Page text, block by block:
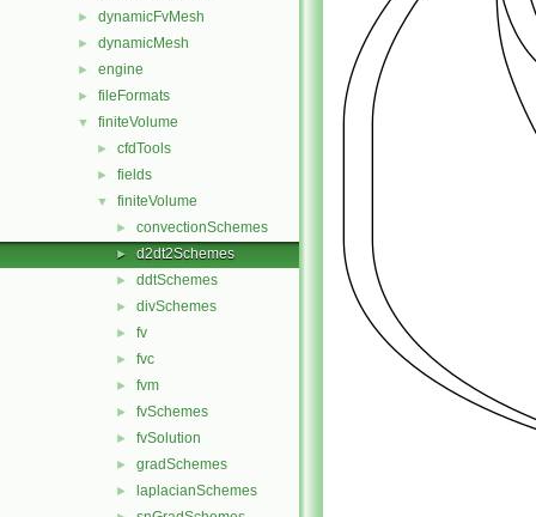
► dynamicFvMesh
► dynamicMesh
► engine
► fileFormats
▼ finiteVolume
► cfdTools
► fields
▼ finiteVolume
► convectionSchemes
► d2dt2Schemes
► ddtSchemes
► divSchemes
► fv
► fvc
► fvm
► fvSchemes
► fvSolution
► gradSchemes
► laplacianSchemes